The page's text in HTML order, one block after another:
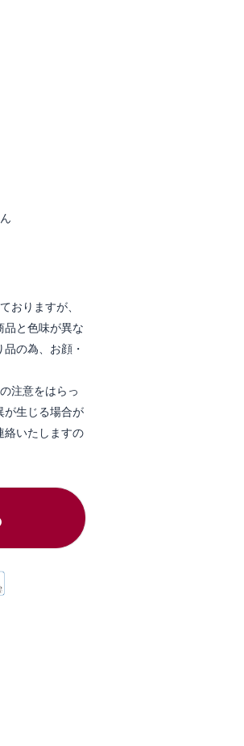
おりますが、
と色味が異な
の為、お顔・
注意をはらっ
が生じる場合が
絡いたしますの